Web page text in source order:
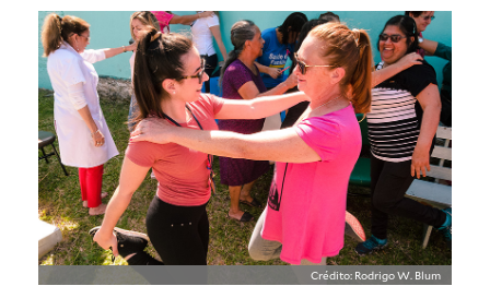
Crédito: Rodrigo W. Blum